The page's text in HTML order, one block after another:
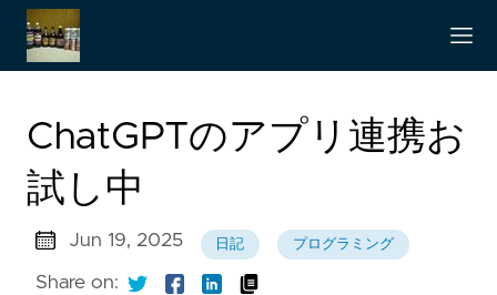
ChatGPTのアプリ連携お
試し中
Jun 19, 2025 日記 プログラミング
Share on: